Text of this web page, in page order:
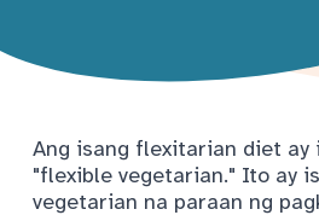
Ang isang flexitarian diet ay
"flexible vegetarian." Ito ay
vegetarian na paraan ng